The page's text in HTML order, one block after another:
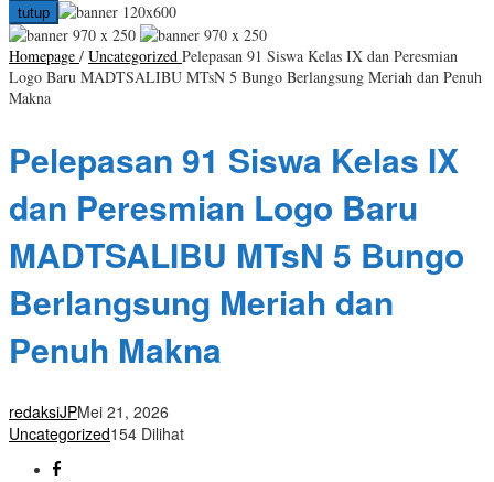
tutup
Homepage / Uncategorized Pelepasan 91 Siswa Kelas IX dan Peresmian
Logo Baru MADTSALIBU MTsN 5 Bungo Berlangsung Meriah dan Penuh
Makna
Pelepasan 91 Siswa Kelas IX
dan Peresmian Logo Baru
MADTSALIBU MTsN 5 Bungo
Berlangsung Meriah dan
Penuh Makna
redaksiJPMei 21, 2026
Uncategorized154 Dilihat